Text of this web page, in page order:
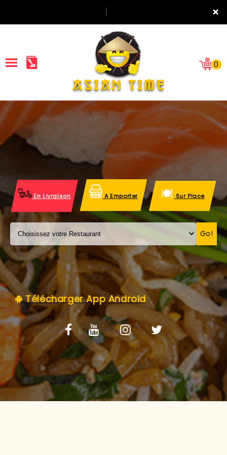
×
ACCUEIL
LA CARTE
VOS AVIS
MENTIONS LÉGALES
C.G.V
0
En Livraison A Emporter Sur Place
Go!
Télécharger App Android